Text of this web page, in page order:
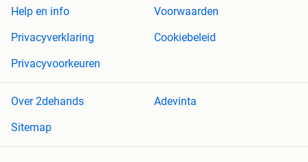
Help en info
Voorwaarden
Privacyverklaring
Cookiebeleid
Privacyvoorkeuren
Over 2dehands
Adevinta
Sitemap